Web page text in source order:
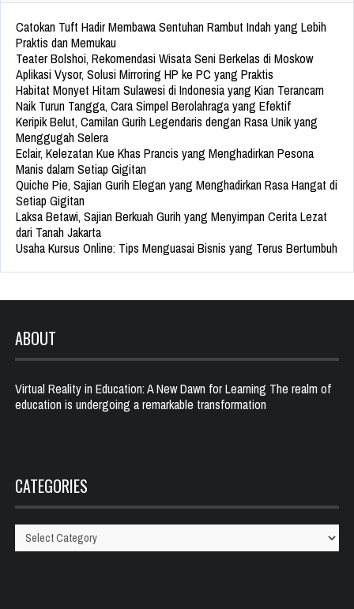
Catokan Tuft Hadir Membawa Sentuhan Rambut Indah yang Lebih
Praktis dan Memukau
Teater Bolshoi, Rekomendasi Wisata Seni Berkelas di Moskow
Aplikasi Vysor, Solusi Mirroring HP ke PC yang Praktis
Habitat Monyet Hitam Sulawesi di Indonesia yang Kian Terancam
Naik Turun Tangga, Cara Simpel Berolahraga yang Efektif
Keripik Belut, Camilan Gurih Legendaris dengan Rasa Unik yang
Menggugah Selera
Eclair, Kelezatan Kue Khas Prancis yang Menghadirkan Pesona
Manis dalam Setiap Gigitan
Quiche Pie, Sajian Gurih Elegan yang Menghadirkan Rasa Hangat di
Setiap Gigitan
Laksa Betawi, Sajian Berkuah Gurih yang Menyimpan Cerita Lezat
dari Tanah Jakarta
Usaha Kursus Online: Tips Menguasai Bisnis yang Terus Bertumbuh
ABOUT
Virtual Reality in Education: A New Dawn for Learning The realm of
education is undergoing a remarkable transformation
CATEGORIES
Categories